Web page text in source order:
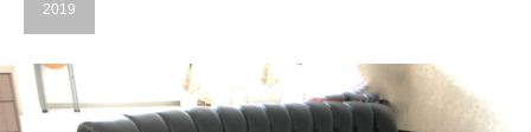
2019